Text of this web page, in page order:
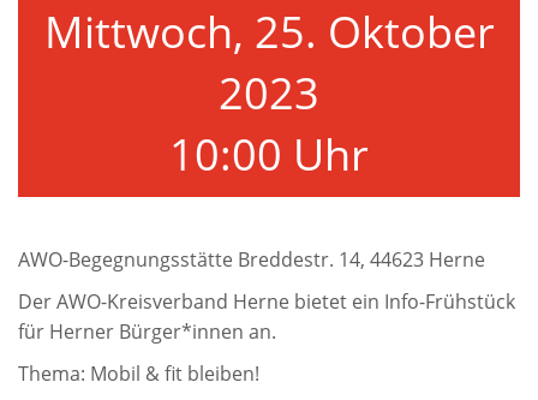
Mittwoch, 25. Oktober
2023
10:00 Uhr
AWO-Begegnungsstätte Breddestr. 14, 44623 Herne
Der AWO-Kreisverband Herne bietet ein Info-Frühstück
für Herner Bürger*innen an.
Thema: Mobil & fit bleiben!